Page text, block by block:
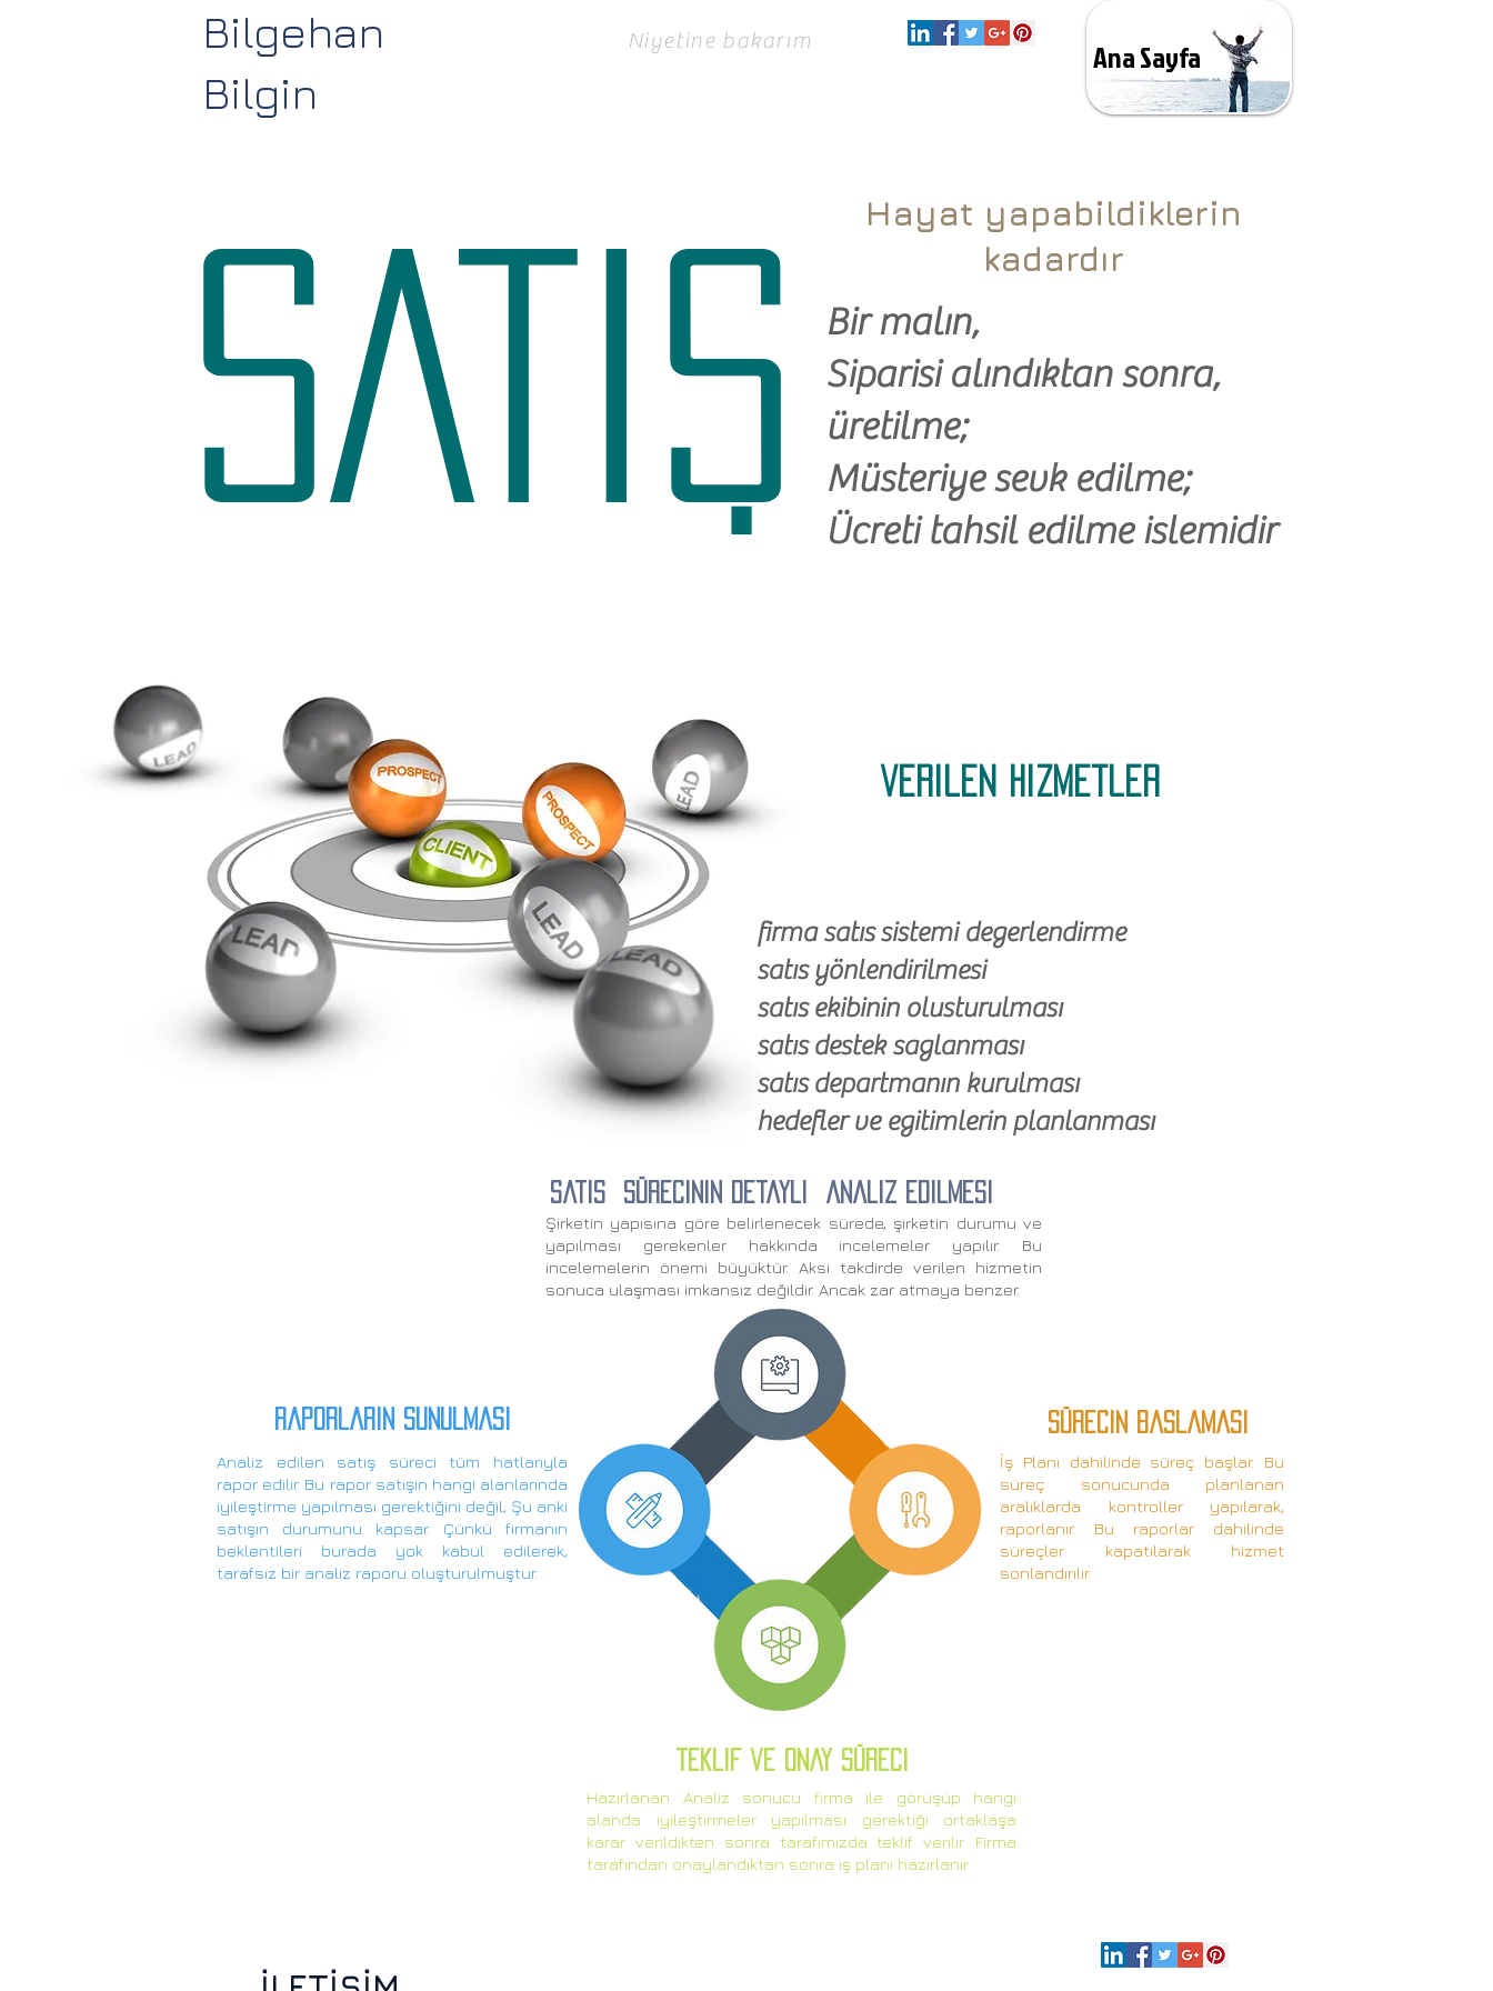
Niyetine bakarım
Bilgehan
Bilgin
Ana Sayfa
Hayat yapabildiklerin
kadardır
Bir malın,
Siparisi alındıktan sonra,
üretilme;
Müsteriye sevk edilme;
Ücreti tahsil edilme islemidir
SATIs
.
firma satıs sistemi degerlendirme
satıs yönlendirilmesi
satıs ekibinin olusturulması
satıs destek saglanması
satıs departmanın kurulması
hedefler ve egitimlerin planlanması
verilen hizmetler
satIS sürecinin detaylI analiz edilmesi
raporlarIn sunulmasI sürecin baSlamasI
Şirketin yapısına göre belirlenecek sürede, şirketin durumu ve
yapılması gerekenler hakkında incelemeler yapılır. Bu
incelemelerin önemi büyüktür. Aksi takdirde verilen hizmetin
sonuca ulaşması imkansız değildir. Ancak zar atmaya benzer.
Analiz edilen satış süreci tüm hatlarıyla
rapor edilir. Bu rapor satışın hangi alanlarında
iyileştirme yapılması gerektiğini değil, Şu anki
satışın durumunu kapsar. Çünkü firmanın
beklentileri burada yok kabul edilerek,
tarafsız bir analiz raporu oluşturulmuştur.
İş Planı dahilinde süreç başlar. Bu
süreç sonucunda planlanan
aralıklarda kontroller yapılarak,
raporlanır. Bu raporlar dahilinde
süreçler kapatılarak hizmet
sonlandırılır.
teklif ve onay süreci
Hazırlanan Analiz sonucu firma ile görüşüp hangi
alanda iyileştirmeler yapılması gerektiği ortaklaşa
karar verildikten sonra tarafımızda teklif verilir. Firma
tarafından onaylandıktan sonra iş planı hazırlanır.